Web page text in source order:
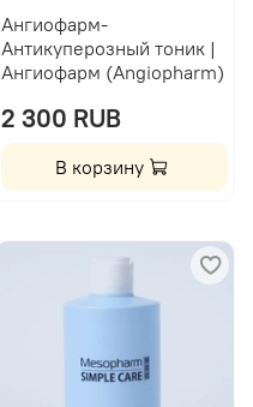
Ангиофарм-
Антикуперозный тоник |
Ангиофарм (Angiopharm)
2 300 RUB
В корзину